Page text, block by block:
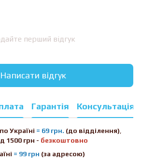
перший відгук
Написати відгук
Гарантія Консультація
по Україні = 69 грн. (до відділення)
1500 грн - безкоштовно
= 99 грн (за адресою)